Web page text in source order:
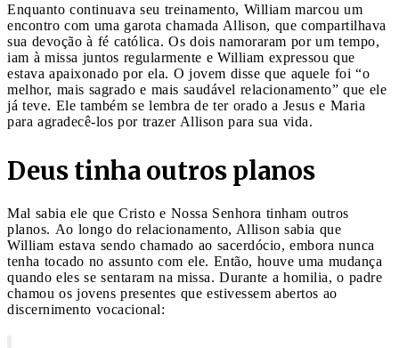
Enquanto continuava seu treinamento, William marcou um
encontro com uma garota chamada Allison, que compartilhava
sua devoção à fé católica. Os dois namoraram por um tempo,
iam à missa juntos regularmente e William expressou que
estava apaixonado por ela. O jovem disse que aquele foi “o
melhor, mais sagrado e mais saudável relacionamento” que ele
já teve. Ele também se lembra de ter orado a Jesus e Maria
para agradecê-los por trazer Allison para sua vida.
Deus tinha outros planos
Mal sabia ele que Cristo e Nossa Senhora tinham outros
planos. Ao longo do relacionamento, Allison sabia que
William estava sendo chamado ao sacerdócio, embora nunca
tenha tocado no assunto com ele. Então, houve uma mudança
quando eles se sentaram na missa. Durante a homilia, o padre
chamou os jovens presentes que estivessem abertos ao
discernimento vocacional: